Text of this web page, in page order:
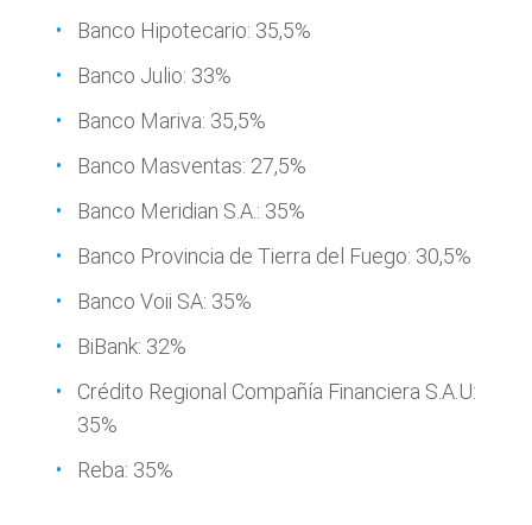
Banco Hipotecario: 35,5%
Banco Julio: 33%
Banco Mariva: 35,5%
Banco Masventas: 27,5%
Banco Meridian S.A.: 35%
Banco Provincia de Tierra del Fuego: 30,5%
Banco Voii SA: 35%
BiBank: 32%
Crédito Regional Compañía Financiera S.A.U:
35%
Reba: 35%